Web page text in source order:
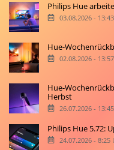
Philips Hue
03.08.2026 -
Hue-
02.08.2026 -
Hue-
Herbst
26.07.2026 -
Philips Hue 5.72:
24.07.2026 - 8:25